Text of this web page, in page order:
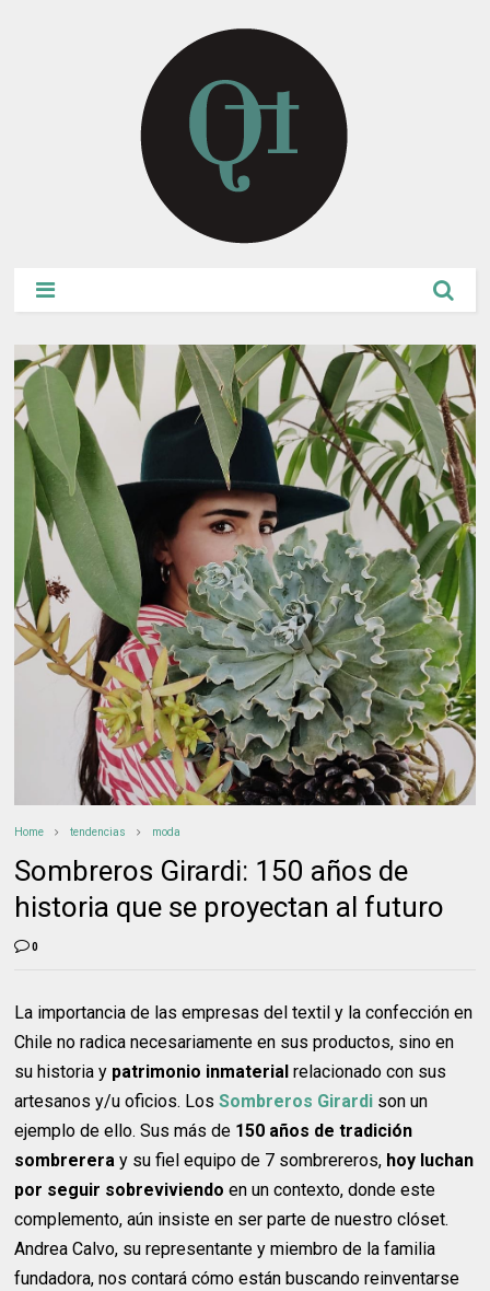
Home tendencias moda
Sombreros Girardi: 150 años de
historia que se proyectan al futuro
0
La importancia de las empresas del textil y la confección en
Chile no radica necesariamente en sus productos, sino en
su historia y patrimonio inmaterial relacionado con sus
artesanos y/u oficios. LosSombreros Girardi son un
ejemplo de ello. Sus más de 150 años de tradición
sombrerera y su fiel equipo de 7 sombrereros, hoy luchan
por seguir sobreviviendo en un contexto, donde este
complemento, aún insiste en ser parte de nuestro clóset.
Andrea Calvo, su representante y miembro de la familia
fundadora, nos contará cómo están buscando reinventarse